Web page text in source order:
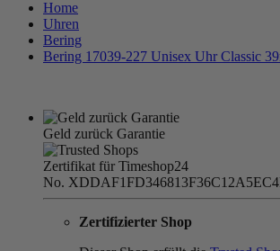
Home
Uhren
Bering
Bering 17039-227 Unisex Uhr Classic
Geld zurück Garantie
Zertifikat für Timeshop24
No.
Zertifizierter Shop